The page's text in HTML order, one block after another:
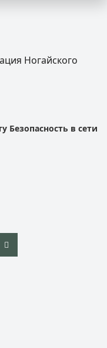
Ногайского
Безопасность в сети